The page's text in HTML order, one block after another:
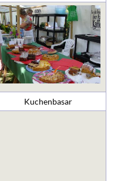
Kuchenbasar